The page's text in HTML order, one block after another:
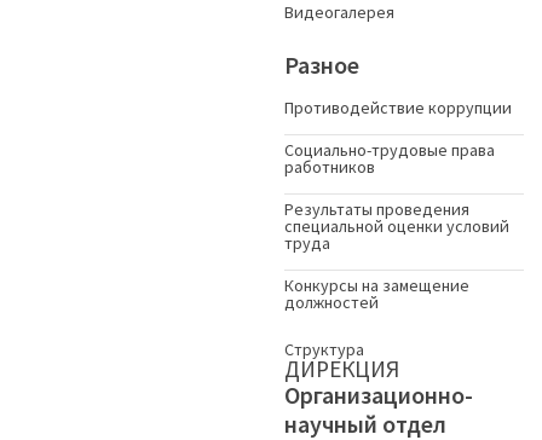
Видеогалерея
Разное
Противодействие коррупции
Социально-трудовые права
работников
Результаты проведения
специальной оценки условий
труда
Конкурсы на замещение
должностей
Структура
ДИРЕКЦИЯ
Организационно-
научный отдел